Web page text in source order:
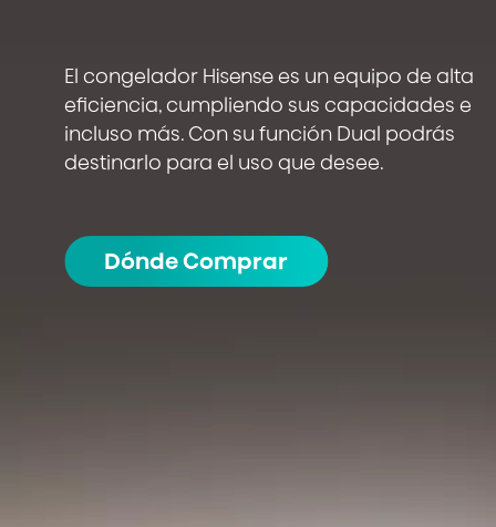
El congelador Hisense es un equipo de alta
eficiencia, cumpliendo sus capacidades e
incluso más. Con su función Dual podrás
destinarlo para el uso que desee.
Dónde Comprar